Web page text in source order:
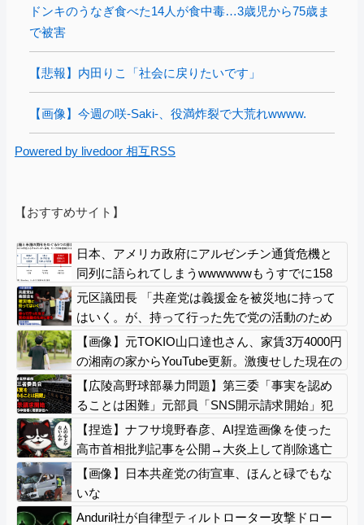
ドンキのうなぎ食べた14人が食中毒…3歳児から75歳ま
で被害
【悲報】内田りこ「社会に戻りたいです」
【画像】今週の咲-Saki-、役満炸裂で大荒れwwww.
Powered by livedoor 相互RSS
【おすすめサイト】
日本、アメリカ政府にアルゼンチン通貨危機と
同列に語られてしまうwwwwwwもうすでに158
円に戻る
元区議団長 「共産党は義援金を被災地に持って
はいく。が、持って行った先で党の活動のため
に使う」 日本共産党「事実ではありません」
【画像】元TOKIO山口達也さん、家賃3万4000円
の湘南の家からYouTube更新。激痩せした現在の
姿がこちら…
【広陵高野球部暴力問題】第三委「事実を認め
ることは困難」元部員「SNS開示請求開始」犯
人として晒してた人達に損害賠償請求訴訟を起
こす方針
【捏造】ナフサ境野春彦、AI捏造画像を使った
高市首相批判記事を公開→大炎上して削除逃亡
【画像】日本共産党の街宣車、ほんと碌でもな
いな
Anduril社が自律型ティルトローター攻撃ドロー